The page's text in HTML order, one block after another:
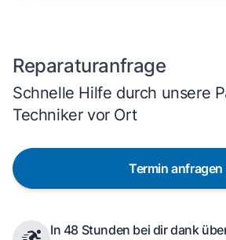
Reparaturanfrage
Schnelle Hilfe durch unsere
Techniker vor Ort
Termin anfragen
In 48 Stunden bei dir dank